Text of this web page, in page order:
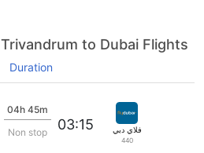
Trivandrum to Dubai Flights
Duration
فلاي دبي
440
03:15
04h 45m
Non stop